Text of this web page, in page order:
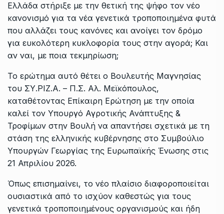
Ελλάδα στήριξε με την θετική της ψήφο τον νέο
κανονισμό για τα νέα γενετικά τροποποιημένα φυτά
που αλλάζει τους κανόνες και ανοίγει τον δρόμο
για ευκολότερη κυκλοφορία τους στην αγορά; Και
αν ναι, με ποια τεκμηρίωση;
Το ερώτημα αυτό θέτει ο Βουλευτής Μαγνησίας
του ΣΥ.ΡΙΖ.Α. – Π.Σ. Αλ. Μεϊκόπουλος,
καταθέτοντας Επίκαιρη Ερώτηση με την οποία
καλεί τον Υπουργό Αγροτικής Ανάπτυξης &
Τροφίμων στην Βουλή να απαντήσει σχετικά με τη
στάση της ελληνικής κυβέρνησης στο Συμβούλιο
Υπουργών Γεωργίας της Ευρωπαϊκής Ένωσης στις
21 Απριλίου 2026.
Όπως επισημαίνει, το νέο πλαίσιο διαφοροποιείται
ουσιαστικά από το ισχύον καθεστώς για τους
γενετικά τροποποιημένους οργανισμούς και ήδη